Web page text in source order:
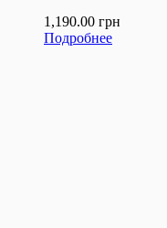
1,190.00 грн
Подробнее